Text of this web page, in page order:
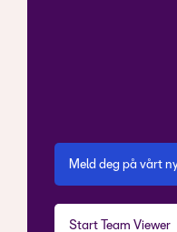
Meld deg på vårt
Start Team Viewer